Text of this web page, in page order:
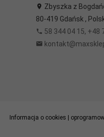
Zbyszka z
80-419 Gdańsk ,
58 344 04 15, +48
Informacja o cookies